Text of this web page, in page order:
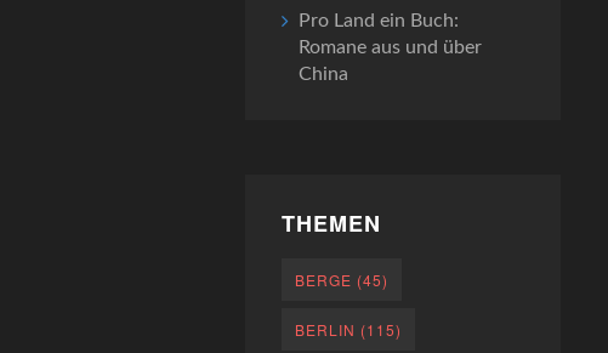
Pro Land ein Buch:
Romane aus und über
China
THEMEN
BERGE (45)
BERLIN (115)